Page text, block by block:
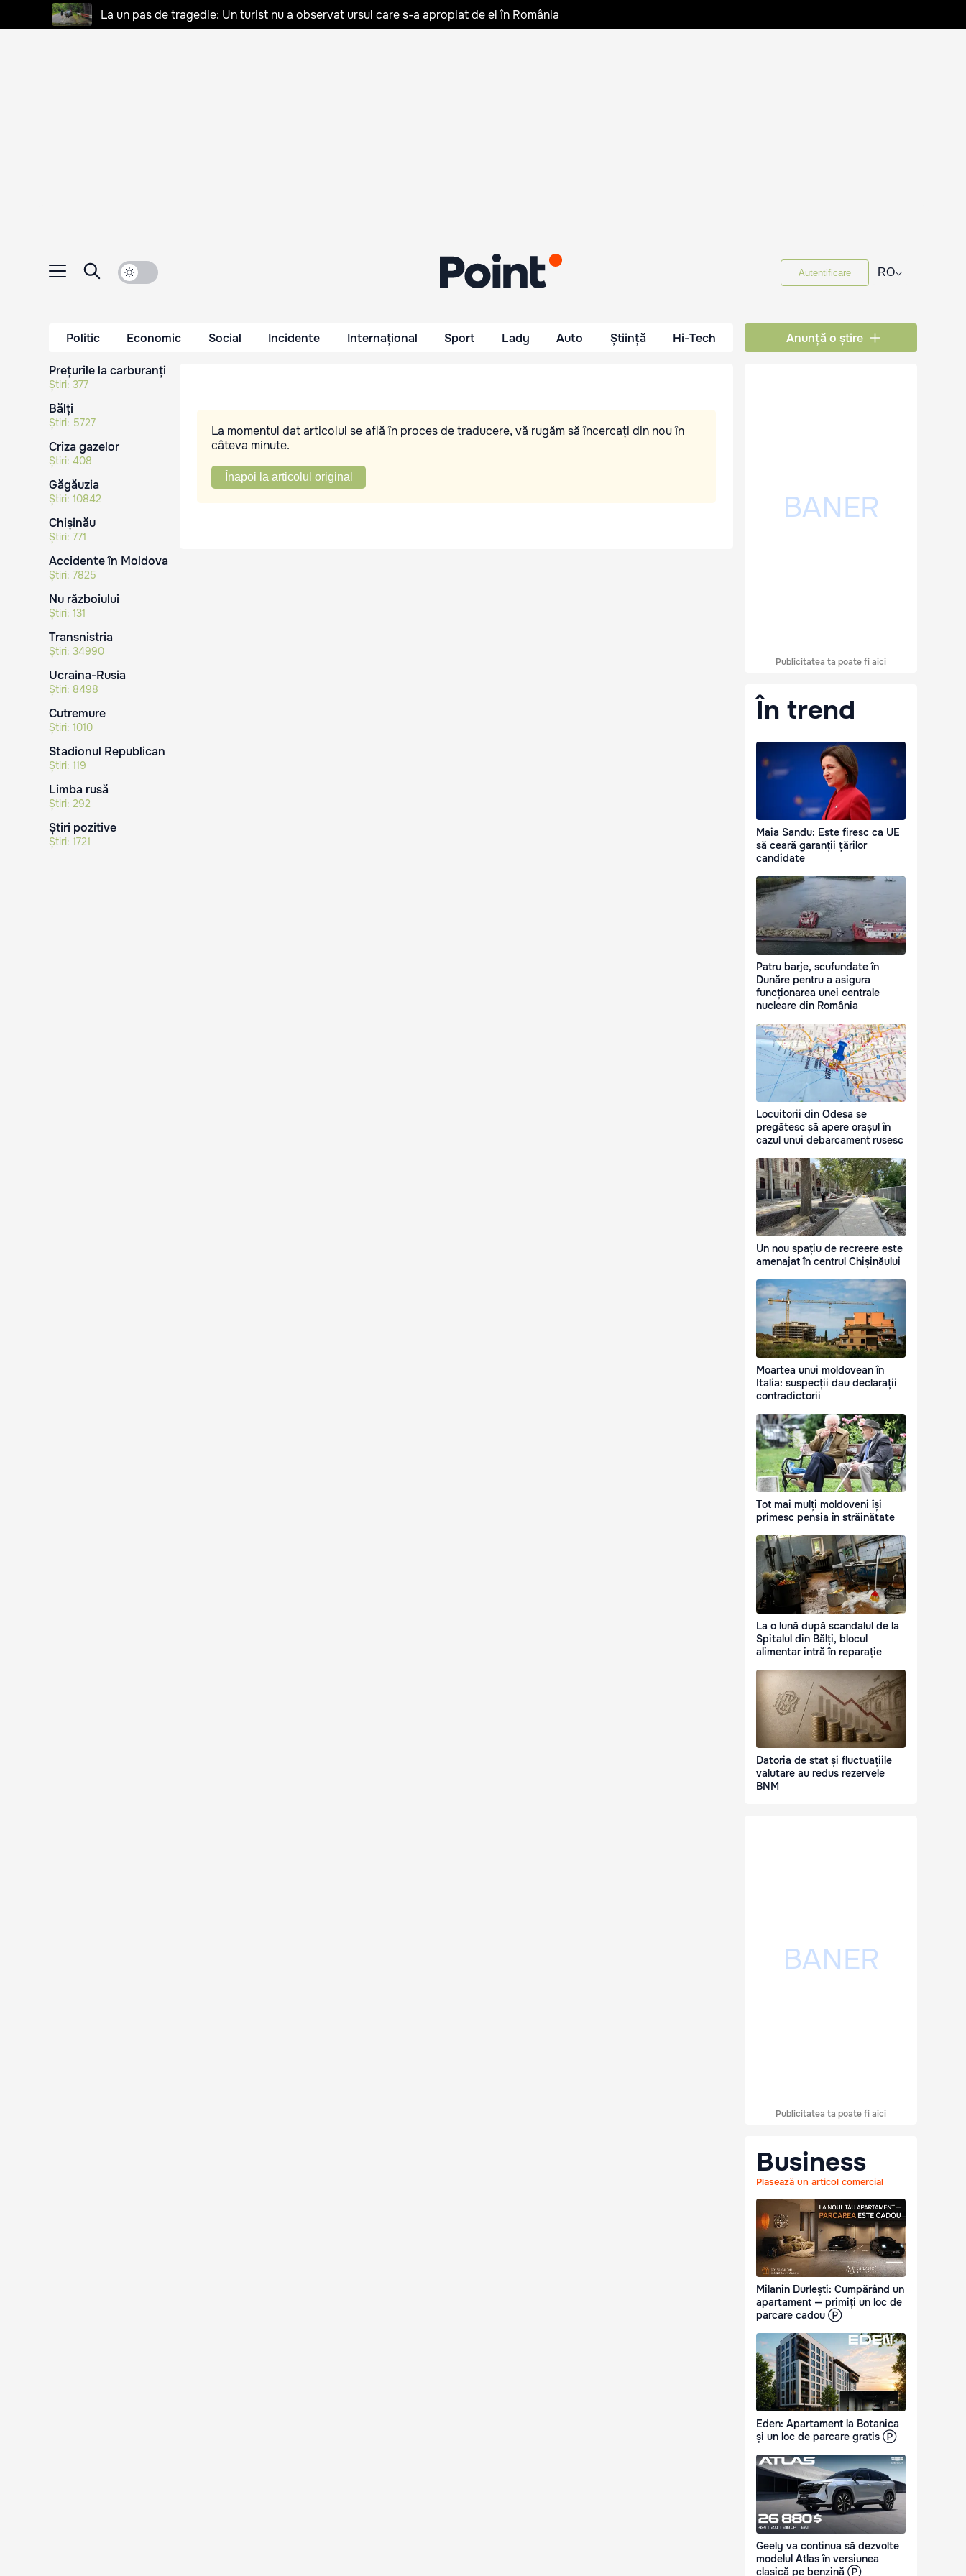
La un pas de tragedie: Un turist nu a observat ursul care s-a apropiat de el în România
Autentificare RO⌵
Politic Economic Social Incidente Internațional Sport Lady Auto Știință Hi-Tech Anunță o știre
Prețurile la carburanți
Știri: 377
Bălți
Știri: 5727
Criza gazelor
Știri: 408
Găgăuzia
Știri: 10842
Chișinău
Știri: 771
Accidente în Moldova
Știri: 7825
Nu războiului
Știri: 131
Transnistria
Știri: 34990
Ucraina-Rusia
Știri: 8498
Cutremure
Știri: 1010
Stadionul Republican
Știri: 119
Limba rusă
Știri: 292
Știri pozitive
Știri: 1721
La momentul dat articolul se află în proces de traducere, vă rugăm să încercați din nou în
câteva minute.
Înapoi la articolul original
Publicitatea ta poate fi aici
În trend
Maia Sandu: Este firesc ca UE
să ceară garanții țărilor
candidate
Patru barje, scufundate în
Dunăre pentru a asigura
funcționarea unei centrale
nucleare din România
Locuitorii din Odesa se
pregătesc să apere orașul în
cazul unui debarcament rusesc
Un nou spațiu de recreere este
amenajat în centrul Chișinăului
Moartea unui moldovean în
Italia: suspecții dau declarații
contradictorii
Tot mai mulți moldoveni își
primesc pensia în străinătate
La o lună după scandalul de la
Spitalul din Bălți, blocul
alimentar intră în reparație
Datoria de stat și fluctuațiile
valutare au redus rezervele
BNM
Publicitatea ta poate fi aici
Business
Plasează un articol comercial
Milanin Durlești: Cumpărând un
apartament — primiți un loc de
parcare cadou Ⓟ
Eden: Apartament la Botanica
și un loc de parcare gratis Ⓟ
Geely va continua să dezvolte
modelul Atlas în versiunea
clasică pe benzină Ⓟ